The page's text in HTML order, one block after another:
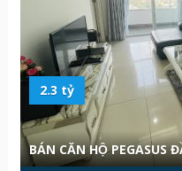
2.3 tỷ
BÁN CĂN HỘ PEGASUS